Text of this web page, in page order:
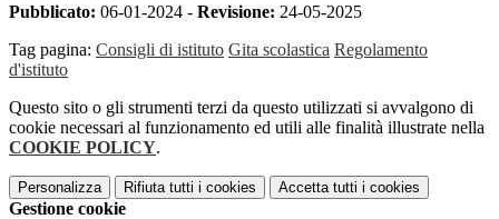
Pubblicato: 06-01-2024 - Revisione: 24-05-2025
Tag pagina: Consigli di istituto Gita scolastica Regolamento
d'istituto
Questo sito o gli strumenti terzi da questo utilizzati si avvalgono di
cookie necessari al funzionamento ed utili alle finalità illustrate nella
COOKIE POLICY.
Personalizza Rifiuta tutti i cookies Accetta tutti i cookies
Gestione cookie